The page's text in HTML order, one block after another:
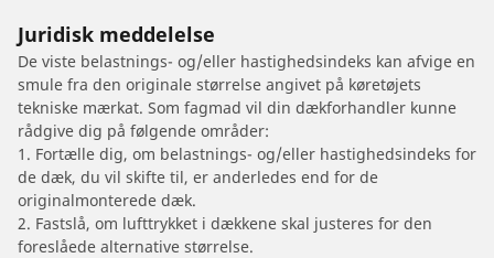
Juridisk meddelelse
De viste belastnings- og/eller hastighedsindeks kan afvige en
smule fra den originale størrelse angivet på køretøjets
tekniske mærkat. Som fagmad vil din dækforhandler kunne
rådgive dig på følgende områder:
1. Fortælle dig, om belastnings- og/eller hastighedsindeks for
de dæk, du vil skifte til, er anderledes end for de
originalmonterede dæk.
2. Fastslå, om lufttrykket i dækkene skal justeres for den
foreslåede alternative størrelse.